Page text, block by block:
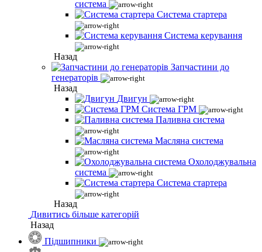
система
Система стартера
Система керування
Назад
Запчастини до
генераторів
Назад
Двигун
Система ГРМ
Паливна система
Масляна система
Охолоджувальна
система
Система стартера
Назад
Дивитись більше категорій
Назад
Підшипники